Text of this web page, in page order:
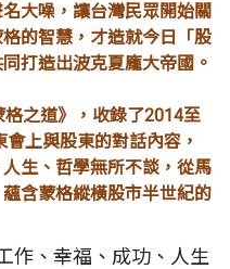
大噪，讓台灣民眾開始關
的智慧，才造就今日「股
打造出波克夏龐大帝國。
之道》，收錄了2014至
上與股東的對話內容，
生、哲學無所不談，從馬
含蒙格縱橫股市半世紀的
作、幸福、成功、人生